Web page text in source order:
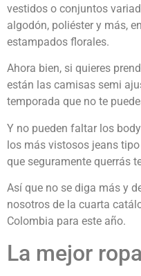
vestidos o conjuntos
algodón, poliéster y más,
estampados florales.
Ahora bien, si quieres
están las camisas semi
temporada que no te
Y no pueden faltar los
los más vistosos jeans
que seguramente querrás
Así que no se diga más y
nosotros de la cuarta
Colombia para este año.
La mejor